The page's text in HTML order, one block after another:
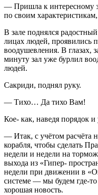
— Пришла к интересному
по своим характеристикам,
В зале поднялся
лицах людей, проявились
воодушевления. В глазах,
минуту зал уже бурлил
людей.
Сакриди, поднял руку.
— Тихо… Да тихо Вам!
Кое- как, наведя порядок
— Итак, с учётом расчёта
корабля, чтобы сделать
недели и недели на
выхода из «Гипер-
недели при движении в
системе — мы будем где-то
хорошая новость.